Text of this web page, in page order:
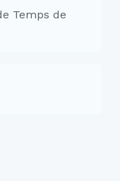
Temps de